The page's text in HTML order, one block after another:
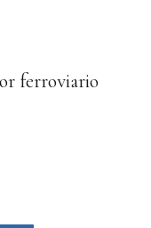
ferroviario